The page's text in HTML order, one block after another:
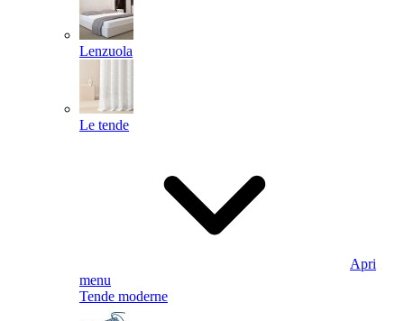
Lenzuola
Le tende
Apri
menu
Tende moderne